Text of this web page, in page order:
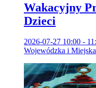
Wakacyjny
Dzieci
2026-07-27 10:00 -
Wojewódzka i